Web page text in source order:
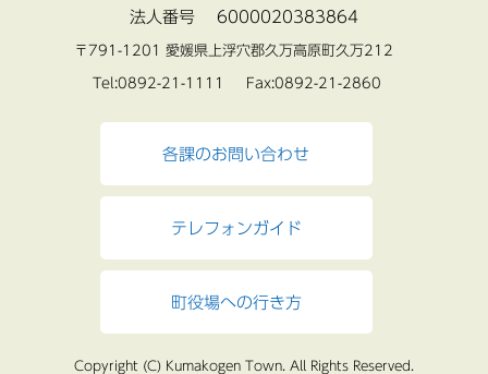
法人番号 6000020383864
〒791-1201 愛媛県上浮穴郡久万高原町久万212
Tel:0892-21-1111 Fax:0892-21-2860
各課のお問い合わせ
テレフォンガイド
町役場への行き方
Copyright (C) Kumakogen Town. All Rights Reserved.